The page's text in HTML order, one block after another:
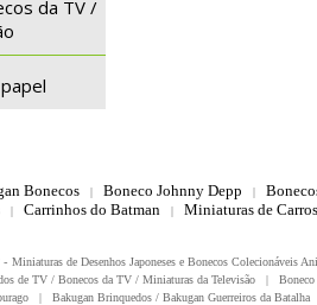
da TV /
Bonecos | Boneco Johnny Depp |
| Carrinhos do Batman | Miniaturas de
Miniaturas de Desenhos Japoneses e Bonecos Colecionáveis
de TV / Bonecos da TV / Miniaturas da Televisão |
| Bakugan Brinquedos / Bakugan Guerreiros da Batalha